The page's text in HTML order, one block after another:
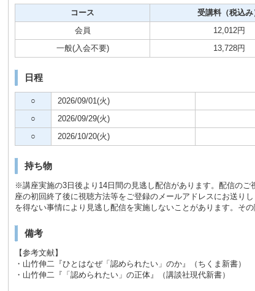
コース 受講料（税込み
会員 12,012円
一般(入会不要) 13,728円
日程
○ 2026/09/01(火)
○ 2026/09/29(火)
○ 2026/10/20(火)
持ち物
※講座実施の3日後より14日間の見逃し配信があります。配信の
座の初回終了後に視聴方法等をご登録のメールアドレスにお送り
を得ない事情により見逃し配信を実施しないことがあります。そ
備考
【参考文献】
・山竹伸二『ひとはなぜ「認められたい」のか』（ちくま新書）
・山竹伸二『「認められたい」の正体』（講談社現代新書）
健康・エクササイズ・スポーツ
ダンス・舞踊
こども
食とグルメ